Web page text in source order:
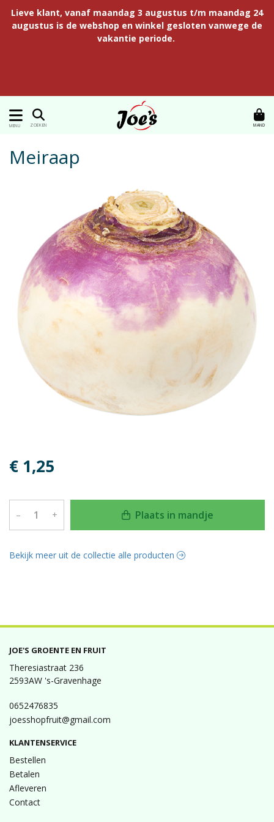
Lieve klant, vanaf maandag 3 augustus t/m maandag 24
augustus is de webshop en winkel gesloten vanwege de
vakantie periode.
MENU ZOEKEN MAND
Meiraap
€ 1,25
– + Plaats in mandje
Bekijk meer uit de collectie alle producten
JOE'S GROENTE EN FRUIT
Theresiastraat 236
2593AW 's-Gravenhage
0652476835
joesshopfruit@gmail.com
KLANTENSERVICE
Bestellen
Betalen
Afleveren
Contact